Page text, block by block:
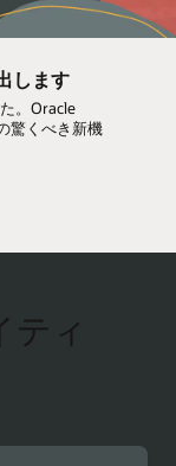
します
。Oracle
驚くべき新機
ティ